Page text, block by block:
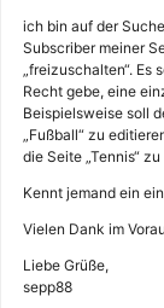
ich bin auf der
Subscriber meiner
„freizuschalten“. Es
Recht gebe, eine
Beispielsweise soll
„Fußball“ zu
die Seite „Tennis“
Kennt jemand ein
Vielen Dank im
Liebe Grüße,
sepp88